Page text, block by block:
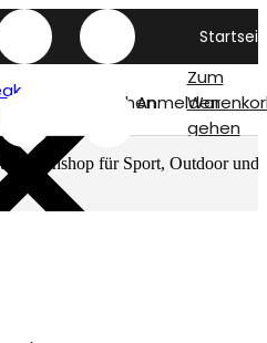
SuchenAnmelden
Zum
gehen
für Sport, Outdoor und